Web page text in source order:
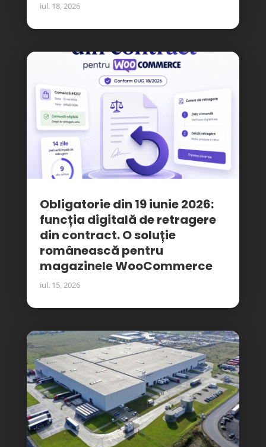
iul. 18, 2026
Obligatorie din 19 iunie 2026:
funcția digitală de retragere
din contract. O soluție
românească pentru
magazinele WooCommerce
iul. 15, 2026